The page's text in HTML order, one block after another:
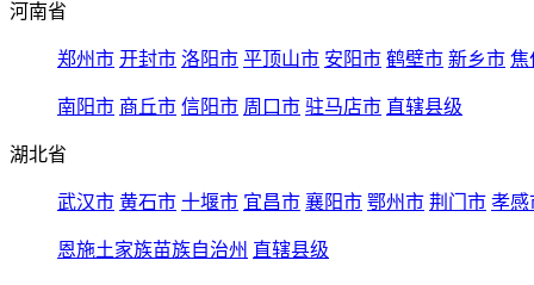
河南省
郑州市 开封市 洛阳市 平顶山市 安阳市 鹤壁市 新乡市 焦
南阳市 商丘市 信阳市 周口市 驻马店市 直辖县级
湖北省
武汉市 黄石市 十堰市 宜昌市 襄阳市 鄂州市 荆门市 孝感
恩施土家族苗族自治州 直辖县级